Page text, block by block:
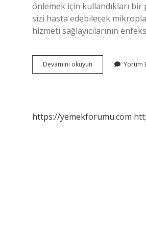
önlemek için kullandıkları
sizi hasta edebilecek
hizmeti sağlayıcılarının
Devamını okuyun
Uygulamaları
Yorum
https://yemekforumu.com